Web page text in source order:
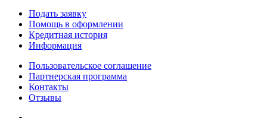
Подать заявку
Помощь в оформлении
Кредитная история
Информация
Пользовательское соглашение
Партнерская программа
Контакты
Отзывы